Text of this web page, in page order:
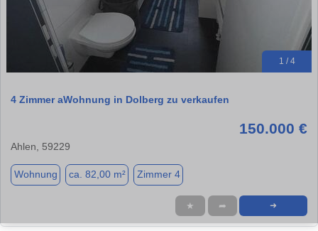
1 / 4
4 Zimmer aWohnung in Dolberg zu verkaufen
150.000 €
Ahlen, 59229
Wohnung ca. 82,00 m² Zimmer 4
★ ➦ ➜